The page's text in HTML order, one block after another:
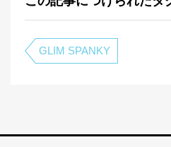
GLIM SPANKY